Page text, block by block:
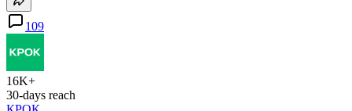
109
16K+
30-days reach